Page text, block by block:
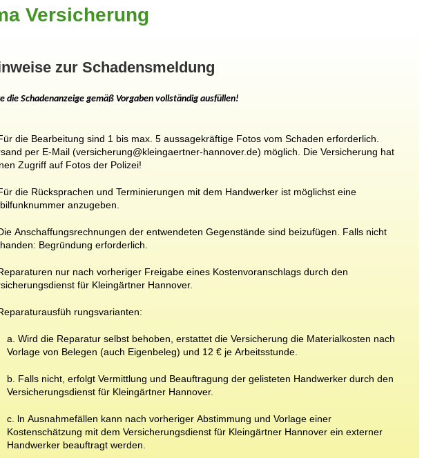
Versicherung
zur Schadensmeldung
die Schadenanzeige gemäß Vorgaben vollständig ausfüllen!
die Bearbeitung sind 1 bis max. 5 aussagekräftige Fotos vom Schaden erforderlich.
per E-Mail (versicherung@kleingaertner-hannover.de) möglich. Die Versicherung hat
Zugriff auf Fotos der Polizei!
die Rücksprachen und Terminierungen mit dem Handwerker ist möglichst eine
anzugeben.
Anschaffungsrechnungen der entwendeten Gegenstände sind beizufügen. Falls nicht
Begründung erforderlich.
nur nach vorheriger Freigabe eines Kostenvoranschlags durch den
für Kleingärtner Hannover.
rungsvarianten:
a. Wird die Reparatur selbst behoben, erstattet die Versicherung die Materialkosten nach
Vorlage von Belegen (auch Eigenbeleg) und 12 € je Arbeitsstunde.
b. Falls nicht, erfolgt Vermittlung und Beauftragung der gelisteten Handwerker durch den
Versicherungsdienst für Kleingärtner Hannover.
c. ln Ausnahmefällen kann nach vorheriger Abstimmung und Vorlage einer
Kostenschätzung mit dem Versicherungsdienst für Kleingärtner Hannover ein externer
Handwerker beauftragt werden.